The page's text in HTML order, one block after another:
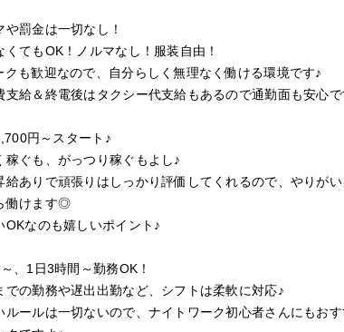
や罰金は一切なし！
くてもOK！ノルマなし！服装自由！
クも歓迎なので、自分らしく無理なく働ける環境です♪
支給＆終電後はタクシー代支給もあるので通勤面も安心で
円～スタート♪
稼ぐも、がっつり稼ぐもよし♪
給ありで頑張りはしっかり評価してくれるので、やりがい
働けます◎
OKなのも嬉しいポイント♪
、1日3時間～勤務OK！
での勤務や遅出出勤など、シフトは柔軟に対応♪
ルールは一切ないので、ナイトワーク初心者さんにもお